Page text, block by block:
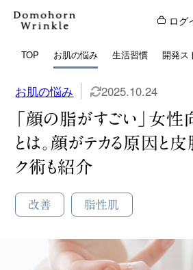
ログ
TOP お肌の悩み 生活習慣 開発ス
お肌の悩み 2025.10.24
「顔の脂がすごい」女
とは。顔がテカる原因と皮
ク術も紹介
改善 脂性肌